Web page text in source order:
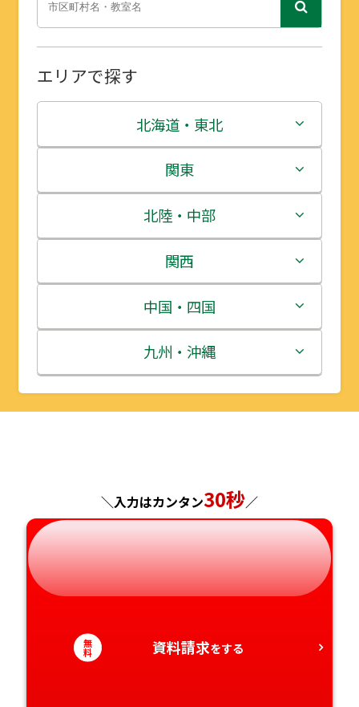
エリアで探す
北海道・東北
北海道
青森県
岩手県
宮城県
秋田県
山形県
関東
茨城県
栃木県
群馬県
埼玉県
千葉県
北陸・中部
新潟県
富山県
石川県
福井県
岐阜県
静岡県
関西
三重県
滋賀県
京都府
和歌山県
中国・四国
鳥取県
島根県
徳島県
九州・沖縄
福岡県
大分県
＼入力はカンタン30秒／
無
料 資料請求をする